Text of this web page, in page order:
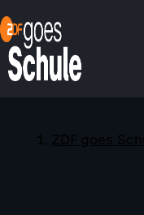
ZDF goes